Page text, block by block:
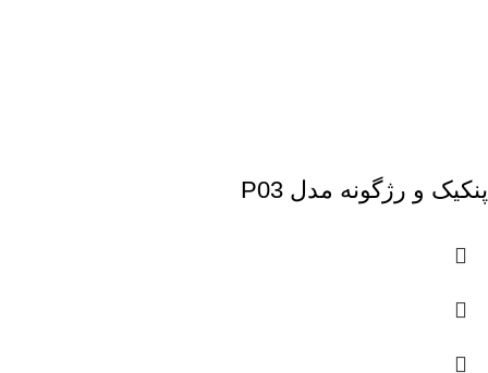
پنکیک و رژگونه مدل P03